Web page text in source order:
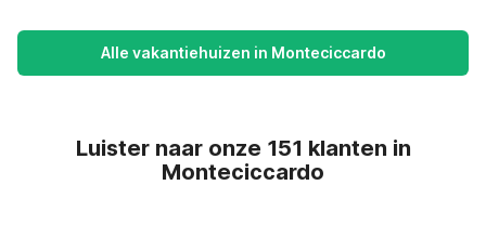
Alle vakantiehuizen in Monteciccardo
Luister naar onze 151 klanten in
Monteciccardo